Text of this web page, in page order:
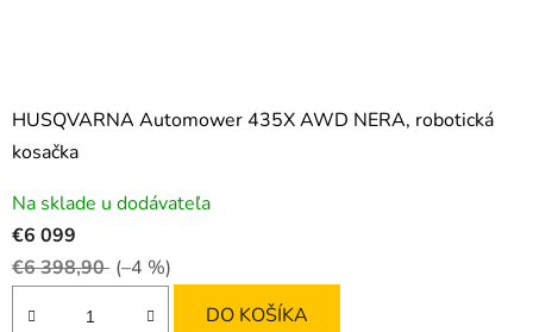
HUSQVARNA Automower 435X AWD NERA, robotická
kosačka
Na sklade u dodávateľa
€6 099
€6 398,90 (–4 %)
DO KOŠÍKA